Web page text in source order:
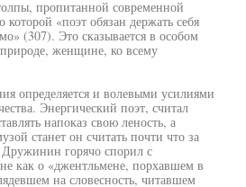
пропитанной современной
которой «поэт обязан держать себя
(307). Это сказывается в особом
женщине, ко всему
определяется и волевыми усилиями
Энергический поэт, считал
напоказ свою леность, а
станет он считать почти что за
горячо спорил с
как о «джентльмене, порхавшем в
на словесность, читавшем